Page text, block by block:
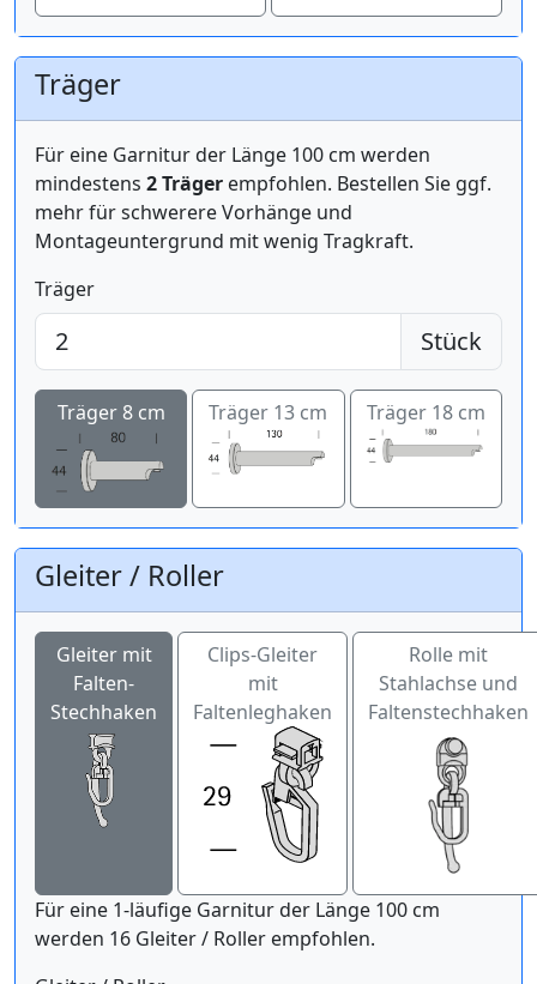
Träger
Für eine Garnitur der Länge 100 cm werden
mindestens 2 Träger empfohlen. Bestellen Sie ggf.
mehr für schwerere Vorhänge und
Montageuntergrund mit wenig Tragkraft.
Träger
Stück
Träger 8 cm Träger 13 cm Träger 18 cm
Gleiter / Roller
Gleiter mit
Falten-
Stechhaken
Clips-Gleiter
mit
Faltenleghaken
Rolle mit
Stahlachse und
Faltenstechhaken
Für eine 1-läufige Garnitur der Länge 100 cm
werden 16 Gleiter / Roller empfohlen.